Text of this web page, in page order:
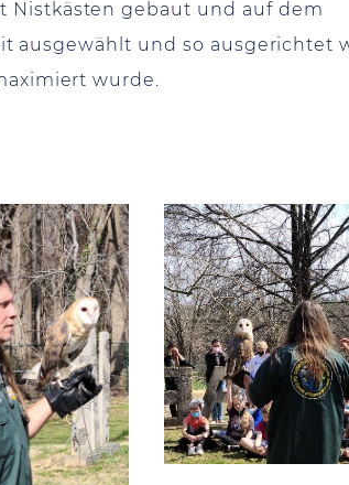
Nistkästen gebaut und auf dem
ausgewählt und so ausgerichtet
wurde.